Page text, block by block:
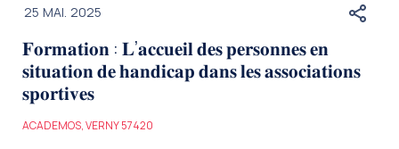
25 MAI. 2025
𝐅𝐨𝐫𝐦𝐚𝐭𝐢𝐨𝐧 : 𝐋’𝐚𝐜𝐜𝐮𝐞𝐢𝐥 𝐝𝐞𝐬 𝐩𝐞𝐫𝐬𝐨𝐧𝐧𝐞𝐬 𝐞𝐧
𝐬𝐢𝐭𝐮𝐚𝐭𝐢𝐨𝐧 𝐝𝐞 𝐡𝐚𝐧𝐝𝐢𝐜𝐚𝐩 𝐝𝐚𝐧𝐬 𝐥𝐞𝐬 𝐚𝐬𝐬𝐨𝐜𝐢𝐚𝐭𝐢𝐨𝐧𝐬
𝐬𝐩𝐨𝐫𝐭𝐢𝐯𝐞𝐬
ACADEMOS, VERNY 57420